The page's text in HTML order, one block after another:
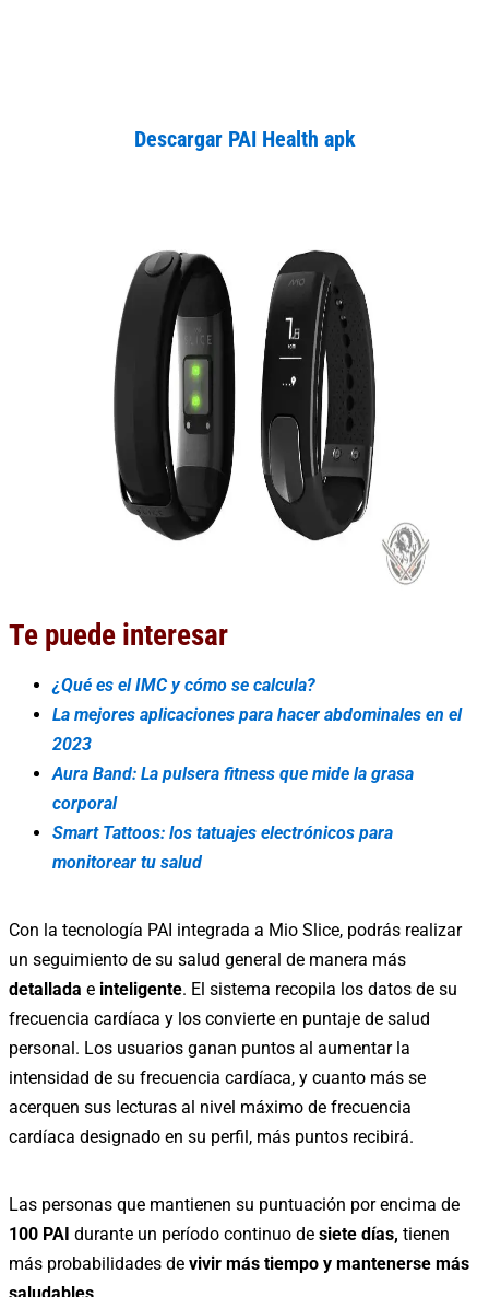
Descargar PAI Health apk
Te puede interesar
¿Qué es el IMC y cómo se calcula?
La mejores aplicaciones para hacer abdominales en el
2023
Aura Band: La pulsera fitness que mide la grasa
corporal
Smart Tattoos: los tatuajes electrónicos para
monitorear tu salud
Con la tecnología PAI integrada a Mio Slice, podrás realizar
un seguimiento de su salud general de manera más
detallada e inteligente. El sistema recopila los datos de su
frecuencia cardíaca y los convierte en puntaje de salud
personal. Los usuarios ganan puntos al aumentar la
intensidad de su frecuencia cardíaca, y cuanto más se
acerquen sus lecturas al nivel máximo de frecuencia
cardíaca designado en su perfil, más puntos recibirá.
Las personas que mantienen su puntuación por encima de
100 PAI durante un período continuo de siete días, tienen
más probabilidades de vivir más tiempo y mantenerse más